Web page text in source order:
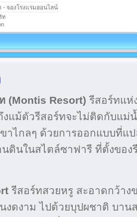
ท
(Montis Resort) รีสอร์ทแห่
แม้ตัวรีสอร์ทจะไม่ติดกับแม่
าไกลๆ ด้วยการออกแบบที่แ
นดินในสไตล์ซาฟารี ที่ตั้งของ
รีสอร์ทสวยหรู สะอาดกว้า
งดงาม ไปด้วยบุปผชาติ บาน